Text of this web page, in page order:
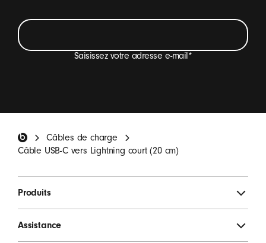
Saisissez votre adresse e-mail*
occasionnelles.*
S'INSCRIRE
Câbles de charge
Câble USB-C vers Lightning court (20 cm)
Produits
Assistance